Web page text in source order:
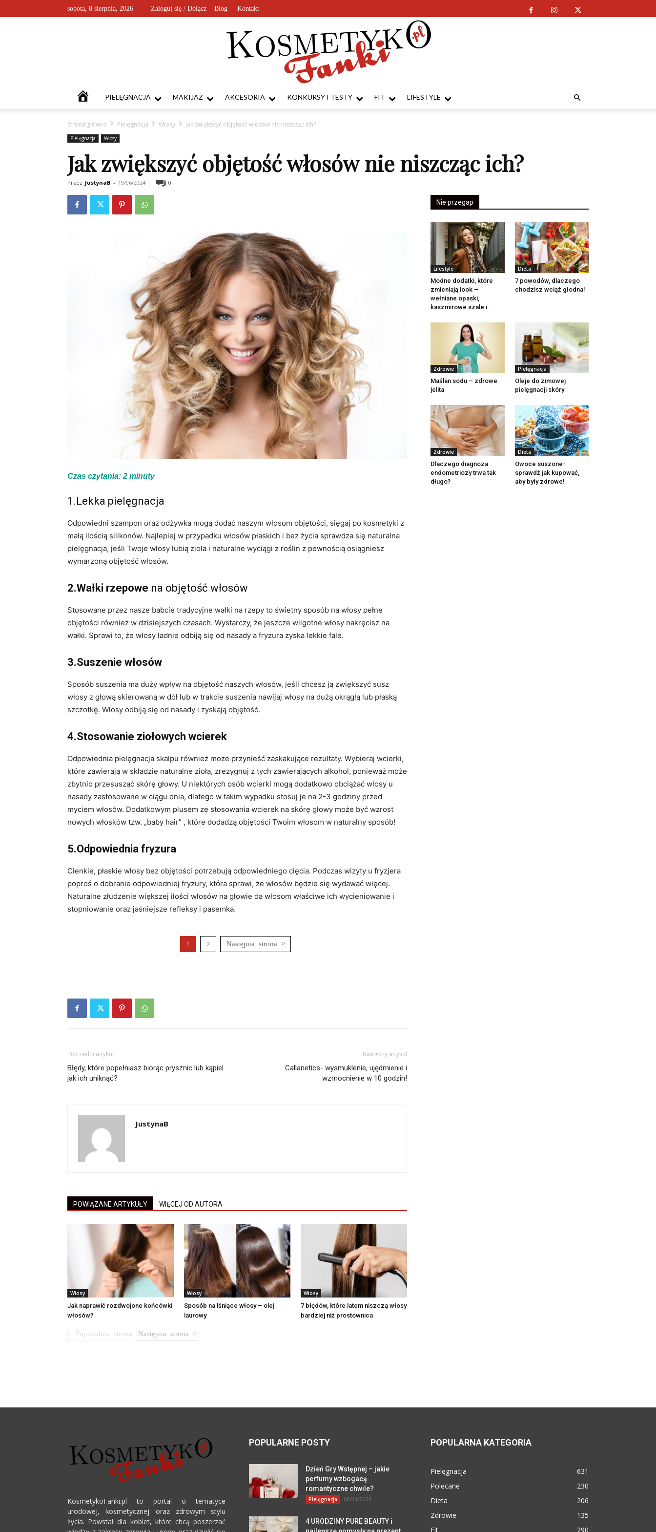
sobota, 8 sierpnia, 2026 Zaloguj się / Dołącz Blog Kontakt
KOSMETYKOFANKI
PIELĘGNACJA MAKIJAŻ AKCESORIA KONKURSY I TESTY FIT LIFESTYLE
Strona główna Pielęgnacja Włosy Jak zwiększyć objętość włosów nie niszcząc ich?
Pielęgnacja Włosy
Jak zwiększyć objętość włosów nie niszcząc ich?
Przez JustynaB - 19/06/2024 0
Czas czytania: 2 minuty
1.Lekka pielęgnacja
Odpowiedni szampon oraz odżywka mogą dodać naszym włosom objętości, sięgaj po kosmetyki z
małą ilością silikonów. Najlepiej w przypadku włosów płaskich i bez życia sprawdza się naturalna
pielęgnacja, jeśli Twoje włosy lubią zioła i naturalne wyciągi z roślin z pewnością osiągniesz
wymarzoną objętość włosów.
2.Wałki rzepowe na objętość włosów
Stosowane przez nasze babcie tradycyjne wałki na rzepy to świetny sposób na włosy pełne
objętości również w dzisiejszych czasach. Wystarczy, że jeszcze wilgotne włosy nakręcisz na
wałki. Sprawi to, że włosy ładnie odbiją się od nasady a fryzura zyska lekkie fale.
3.Suszenie włosów
Sposób suszenia ma duży wpływ na objętość naszych włosów, jeśli chcesz ją zwiększyć susz
włosy z głową skierowaną w dół lub w trakcie suszenia nawijaj włosy na dużą okrągłą lub płaską
szczotkę. Włosy odbiją się od nasady i zyskają objętość.
4.Stosowanie ziołowych wcierek
Odpowiednia pielęgnacja skalpu również może przynieść zaskakujące rezultaty. Wybieraj wcierki,
które zawierają w składzie naturalne zioła, zrezygnuj z tych zawierających alkohol, ponieważ może
zbytnio przesuszać skórę głowy. U niektórych osób wcierki mogą dodatkowo obciążać włosy u
nasady zastosowane w ciągu dnia, dlatego w takim wypadku stosuj je na 2-3 godziny przed
myciem włosów. Dodatkowym plusem ze stosowania wcierek na skórę głowy może być wzrost
nowych włosków tzw. „baby hair” , które dodadzą objętości Twoim włosom w naturalny sposób!
5.Odpowiednia fryzura
Cienkie, płaskie włosy bez objętości potrzebują odpowiedniego cięcia. Podczas wizyty u fryzjera
poproś o dobranie odpowiedniej fryzury, która sprawi, że włosów będzie się wydawać więcej.
Naturalne złudzenie większej ilości włosów na głowie da włosom właściwe ich wycieniowanie i
stopniowanie oraz jaśniejsze refleksy i pasemka.
1 2
Poprzedni artykuł
Błędy, które popełniasz biorąc prysznic lub kąpiel
jak ich uniknąć?
Następny artykuł
Callanetics- wysmuklenie, ujędrnienie i
wzmocnienie w 10 godzin!
JustynaB
POWIĄZANE ARTYKUŁY WIĘCEJ OD AUTORA
Włosy
Jak naprawić rozdwojone końcówki
włosów?
Włosy
Sposób na lśniące włosy – olej
laurowy
Włosy
7 błędów, które latem niszczą włosy
bardziej niż prostownica
Nie przegap
Lifestyle
Modne dodatki, które
zmieniają look –
wełniane opaski,
kaszmirowe szale i...
Dieta
7 powodów, dlaczego
chodzisz wciąż głodna!
Zdrowie
Maślan sodu – zdrowe
jelita
Pielęgnacja
Oleje do zimowej
pielęgnacji skóry
Zdrowie
Dlaczego diagnoza
endometriozy trwa tak
długo?
Dieta
Owoce suszone-
sprawdź jak kupować,
aby były zdrowe!
KosmetykoFanki.pl to portal o tematyce
urodowej, kosmetycznej oraz zdrowym stylu
życia. Powstał dla kobiet, które chcą poszerzać
POPULARNE POSTY
Dzień Gry Wstępnej – jakie
perfumy wzbogacą
romantyczne chwile?
Pielęgnacja 08/11/2024
4 URODZINY PURE BEAUTY i
POPULARNA KATEGORIA
Pielęgnacja
631
Polecane
230
Dieta
206
Zdrowie
135
Fit
290